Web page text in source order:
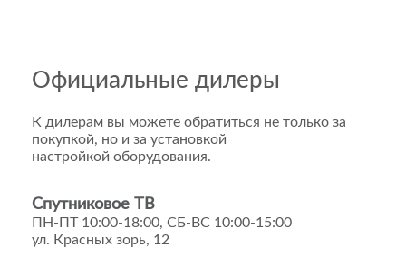
Официальные дилеры
К дилерам вы можете обратиться не только за
покупкой, но и за установкой
настройкой оборудования.
Спутниковое ТВ
ПН-ПТ 10:00-18:00, СБ-ВС 10:00-15:00
ул. Красных зорь, 12